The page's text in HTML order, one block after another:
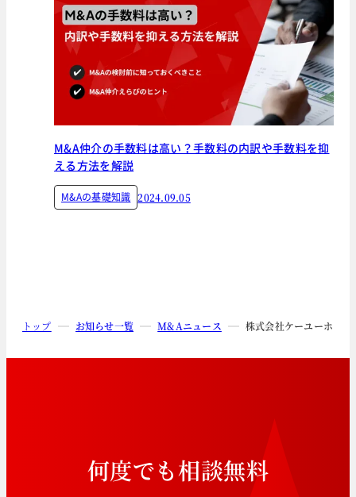
M&A仲介の手数料は高い？手数料の内訳や手数料を抑
える方法を解説
M&Aの基礎知識 2024.09.05
トップ お知らせ一覧 M&Aニュース 株式会社ケーユーホー
何度でも相談無料